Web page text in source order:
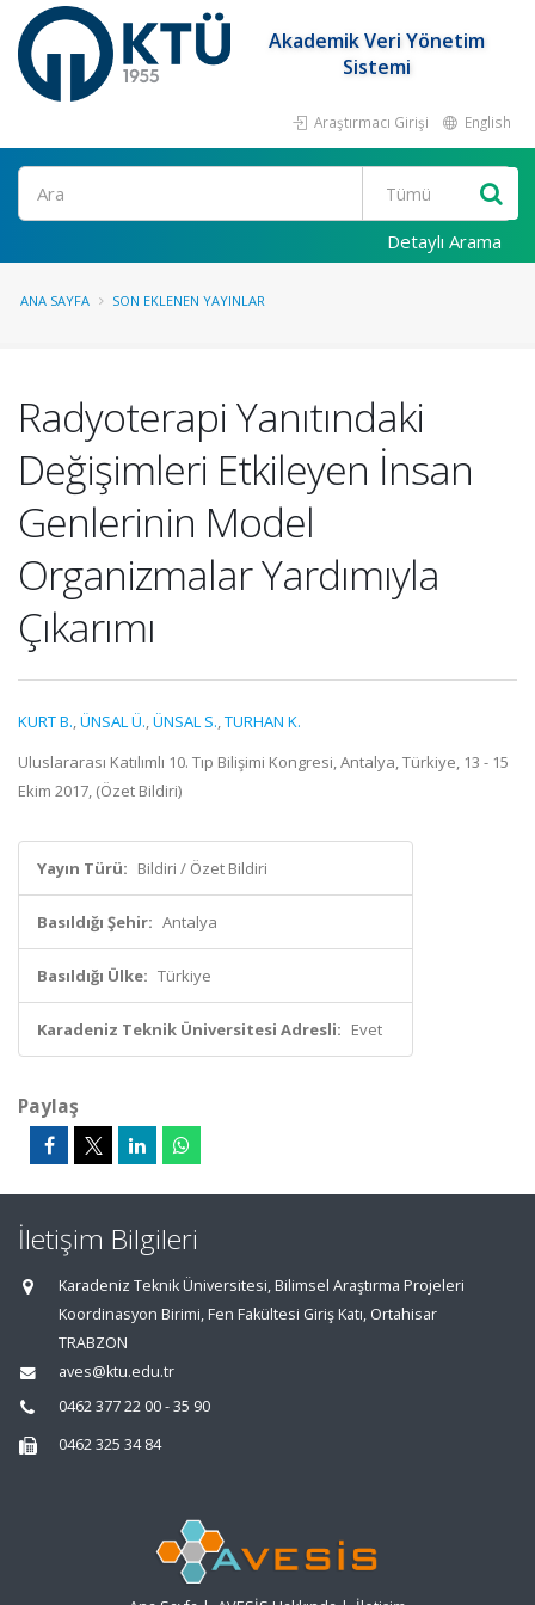
Akademik Veri Yönetim
Sistemi
Araştırmacı Girişi English
Ara
Detaylı Arama
ANA SAYFA SON EKLENEN YAYINLAR
Radyoterapi Yanıtındaki
Değişimleri Etkileyen İnsan
Genlerinin Model
Organizmalar Yardımıyla
Çıkarımı
KURT B.,ÜNSAL Ü.,ÜNSAL S.,TURHAN K.
Uluslararası Katılımlı 10. Tıp Bilişimi Kongresi, Antalya, Türkiye, 13 - 15
Ekim 2017, (Özet Bildiri)
Yayın Türü: Bildiri / Özet Bildiri
Basıldığı Şehir: Antalya
Basıldığı Ülke: Türkiye
Karadeniz Teknik Üniversitesi Adresli: Evet
Paylaş
İletişim Bilgileri
Karadeniz Teknik Üniversitesi, Bilimsel Araştırma Projeleri
Koordinasyon Birimi, Fen Fakültesi Giriş Katı, Ortahisar
TRABZON
aves@ktu.edu.tr
0462 377 22 00 - 35 90
0462 325 34 84